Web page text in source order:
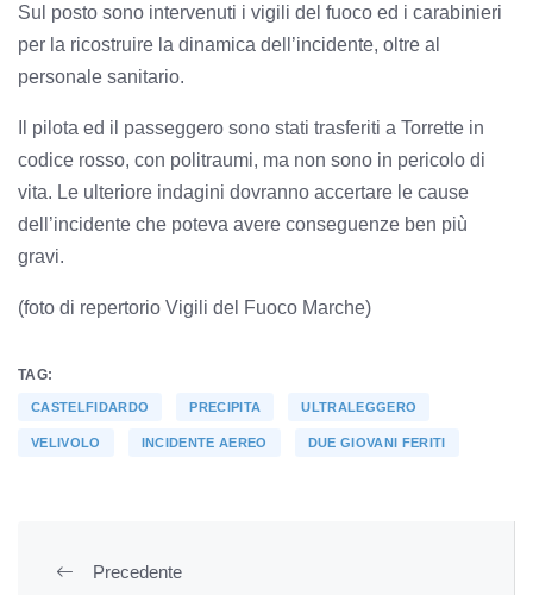
Sul posto sono intervenuti i vigili del fuoco ed i carabinieri
per la ricostruire la dinamica dell’incidente, oltre al
personale sanitario.
Il pilota ed il passeggero sono stati trasferiti a Torrette in
codice rosso, con politraumi, ma non sono in pericolo di
vita. Le ulteriore indagini dovranno accertare le cause
dell’incidente che poteva avere conseguenze ben più
gravi.
(foto di repertorio Vigili del Fuoco Marche)
TAG:
CASTELFIDARDO PRECIPITA ULTRALEGGERO
VELIVOLO INCIDENTE AEREO DUE GIOVANI FERITI
Precedente